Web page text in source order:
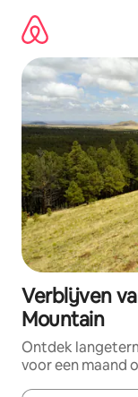
direct
naar
inhoud
Verblijven
Mountain
Ontdek
voor een maand